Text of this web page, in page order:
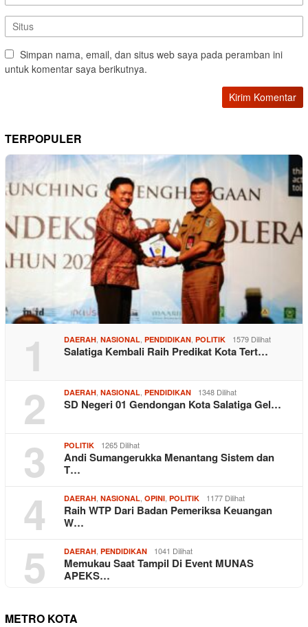
Simpan nama, email, dan situs web saya pada peramban ini
untuk komentar saya berikutnya.
TERPOPULER
1 DAERAH NASIONAL PENDIDIKAN POLITIK 1579 Dilihat
Salatiga Kembali Raih Predikat Kota Tert…
2 DAERAH NASIONAL PENDIDIKAN 1348 Dilihat
SD Negeri 01 Gendongan Kota Salatiga Gel…
3 POLITIK 1265 Dilihat
Andi Sumangerukka Menantang Sistem dan
T…
4 DAERAH NASIONAL OPINI POLITIK 1177 Dilihat
Raih WTP Dari Badan Pemeriksa Keuangan
W…
5 DAERAH PENDIDIKAN 1041 Dilihat
Memukau Saat Tampil Di Event MUNAS
APEKS…
METRO KOTA